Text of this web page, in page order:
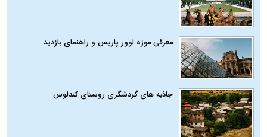
معرفی موزه لوور پاریس و راهنمای بازدید
جاذبه های گردشگری روستای کندلوس